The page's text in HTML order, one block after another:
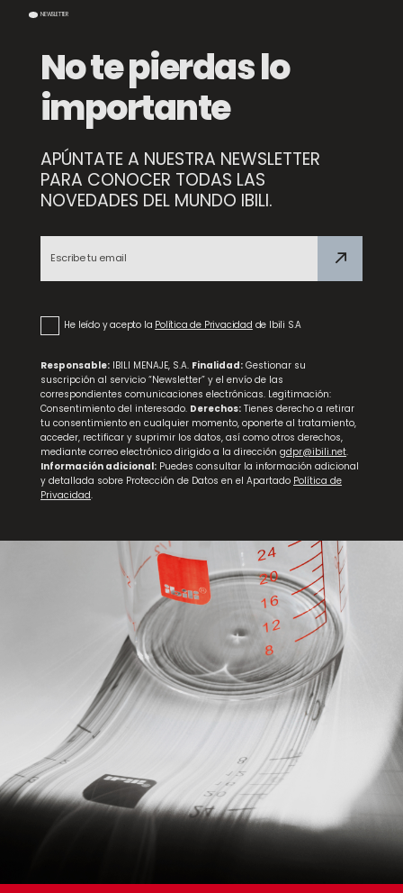
Recipiente para Freidora de Aire Silicona Redondo
NEWSLETTER
No te pierdas lo
importante
APÚNTATE A NUESTRA NEWSLETTER
PARA CONOCER TODAS LAS
NOVEDADES DEL MUNDO IBILI.
He leído y acepto la Política de Privacidad de Ibili S.A
Responsable: IBILI MENAJE, S.A. Finalidad: Gestionar su
suscripción al servicio “Newsletter” y el envío de las
correspondientes comunicaciones electrónicas. Legitimación:
Consentimiento del interesado. Derechos: Tienes derecho a retirar
tu consentimiento en cualquier momento, oponerte al tratamiento,
acceder, rectificar y suprimir los datos, así como otros derechos,
mediante correo electrónico dirigido a la dirección gdpr@ibili.net.
Información adicional: Puedes consultar la información adicional
y detallada sobre Protección de Datos en el Apartado Política de
Privacidad.